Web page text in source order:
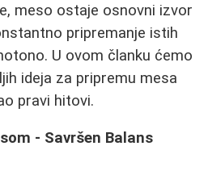
meso ostaje osnovni izvor
pripremanje istih
U ovom članku ćemo
ideja za pripremu mesa
pravi hitovi.
- Savršen Balans